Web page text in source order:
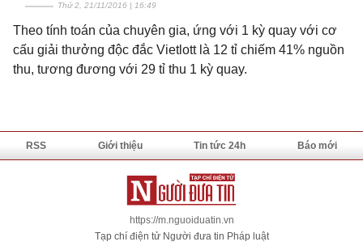
Thứ 2, 21/11/2016 | 16:49
Theo tính toán của chuyên gia, ứng với 1 kỳ quay với cơ
cấu giải thưởng độc đắc Vietlott là 12 tỉ chiếm 41% nguồn
thu, tương đương với 29 tỉ thu 1 kỳ quay.
RSS Giới thiệu Tin tức 24h Báo mới
https://m.nguoiduatin.vn
Tạp chí điện tử Người đưa tin Pháp luật